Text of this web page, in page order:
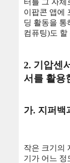
이팝콘 앱에
딩 활동을 통
컴퓨팅)도 할
2. 기압센
서를 활용
가. 지퍼백
작은 크기의
기가 어느 정